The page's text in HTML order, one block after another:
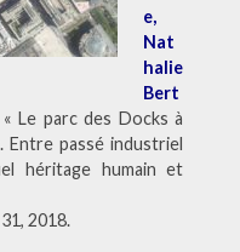
e,
Nat
halie
Bert
« Le parc des Docks à
Entre passé industriel
héritage humain et
31, 2018.